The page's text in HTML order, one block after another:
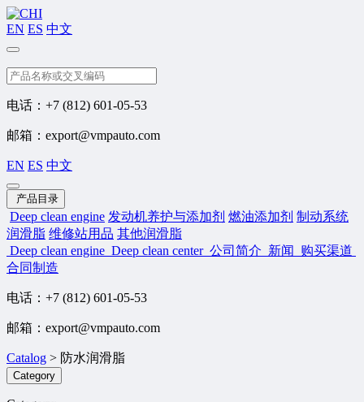
EN ES 中文
搜索
电话：+7 (812) 601-05-53
邮箱：export@vmpauto.com
EN ES 中文
产品目录
Deep clean engine 发动机养护与添加剂 燃油添加剂 制动系统
润滑脂 维修站用品 其他润滑脂
Deep clean engine Deep clean center 公司简介 新闻
购买渠道
合同制造
电话：+7 (812) 601-05-53
邮箱：export@vmpauto.com
Catalog > 防水润滑脂
Category